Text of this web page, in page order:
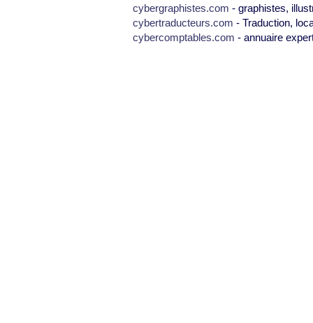
cybergraphistes.com - graphistes,
cybertraducteurs.com - Traduction,
cybercomptables.com - annuaire